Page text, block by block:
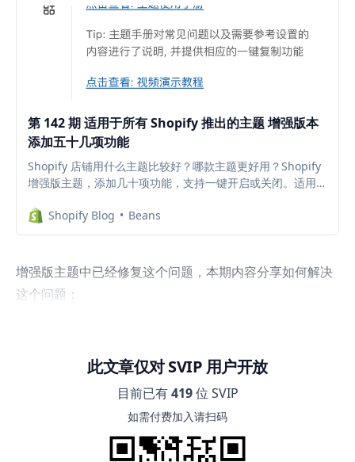
第 142 期 适用于所有 Shopify 推出的主题 增强版本
添加五十几项功能
Shopify 店铺用什么主题比较好？哪款主题更好用？Shopify
增强版主题，添加几十项功能，支持一键开启或关闭。适用于
个月的插件订阅费。访问查看具体内容与视频演示
Shopify Blog Beans
增强版主题中已经修复这个问题，本期内容分享如何解决
这个问题：
此文章仅对 SVIP 用户开放
目前已有419位 SVIP
如需付费加入请扫码